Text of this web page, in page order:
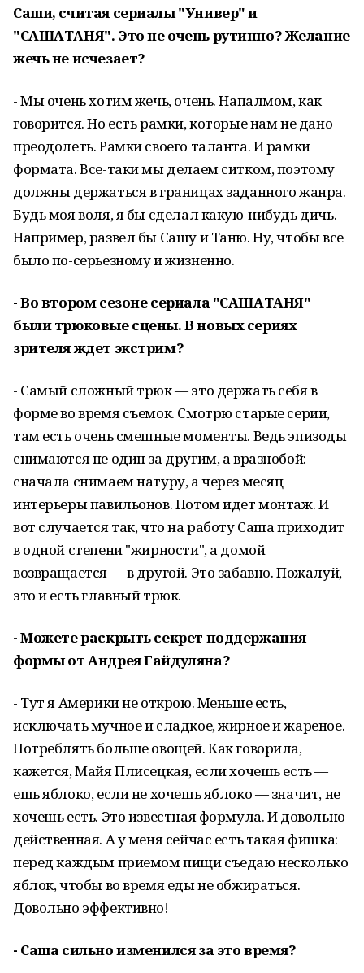
Саши, считая сериалы "Универ" и
"САШАТАНЯ". Это не очень рутинно? Желание
жечь не исчезает?
- Мы очень хотим жечь, очень. Напалмом, как
говорится. Но есть рамки, которые нам не дано
преодолеть. Рамки своего таланта. И рамки
формата. Все-таки мы делаем ситком, поэтому
должны держаться в границах заданного жанра.
Будь моя воля, я бы сделал какую-нибудь дичь.
Например, развел бы Сашу и Таню. Ну, чтобы все
было по-серьезному и жизненно.
- Во втором сезоне сериала "САШАТАНЯ"
были трюковые сцены. В новых сериях
зрителя ждет экстрим?
- Самый сложный трюк — это держать себя в
форме во время съемок. Смотрю старые серии,
там есть очень смешные моменты. Ведь эпизоды
снимаются не один за другим, а вразнобой:
сначала снимаем натуру, а через месяц
интерьеры павильонов. Потом идет монтаж. И
вот случается так, что на работу Саша приходит
в одной степени "жирности", а домой
возвращается — в другой. Это забавно. Пожалуй,
это и есть главный трюк.
- Можете раскрыть секрет поддержания
формы от Андрея Гайдуляна?
- Тут я Америки не открою. Меньше есть,
исключать мучное и сладкое, жирное и жареное.
Потреблять больше овощей. Как говорила,
кажется, Майя Плисецкая, если хочешь есть —
ешь яблоко, если не хочешь яблоко — значит, не
хочешь есть. Это известная формула. И довольно
действенная. А у меня сейчас есть такая фишка:
перед каждым приемом пищи съедаю несколько
яблок, чтобы во время еды не обжираться.
Довольно эффективно!
- Саша сильно изменился за это время?